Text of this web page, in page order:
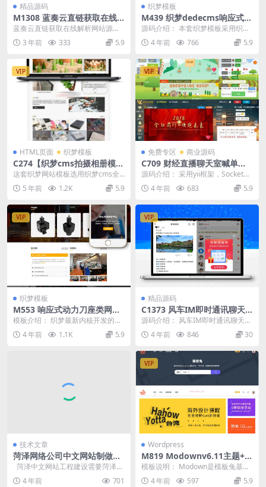
精品源码
M1308 蓝奏云直链获取在线
解析网站源码 蓝奏云链接解析
蓝奏云直链获取在线解析网站源码
蓝奏云链接解析 本地API接口 支持
有无密码和短...
3 年前 333 5.9
织梦模板
M439 织梦dedecms响应式新
媒体运营资讯类网站模板(自适
源码介绍： 本套织梦模板采用织梦
最新内核开发的模板，这款模板使
用范围极广，不仅仅...
4 年前 766 5.9
VIP
HTML页面 织梦模板
C274【织梦cms拍摄相册模
板】HTML5响应式网站空气杂
志期刊企业画册设计公司DED
ECMS响应式源代码
这套织梦网站模板选用织梦cms全
新核心开发设计的模版，这款模版
应用范畴极广，不仅...
5 年前 1.2K 5.9
VIP
免费专区 商业源码
C709 财经直播聊天室喊单直
播间系统HTML5源码+yii框架
源码介绍： 采用yii框架，Socket通
信，Redis缓存技术。没有搭建教
程，...4 年前 683 5.9
VIP
织梦模板
M553 响应式动力刀座类网站
织梦模板(自适应手机端)
模板介绍： 织梦最新内核开发的模
板，该模板属于企业通用类、动力
刀座、锁刀座、刀具...
4 年前 1.1K 5.9
VIP
精品源码
C1373 风车IM即时通讯聊天
系统源码_聊天APP_附APP+搭
建教程
源码介绍： 风车IM即时通讯聊天源
码_聊天APP_附APP+搭建教程 风车I
M ...4 年前 846 30
技术文章
菏泽网络公司中文网站制做标
准规范及明确要求
菏泽中文网站工程建设需要菏泽网
络公司和企业展开配合从网络平台
功能定...
4 年前 701
VIP
Wordpress
M819 Modownv6.11主题+v
6.2x子主题+悬赏任务插件+工
单系统插件+Erphpdown11.6
支付插件
模板说明： Modown是模板兔基于
Erphpdown wordpress下载插...
4 年前 597 5.9